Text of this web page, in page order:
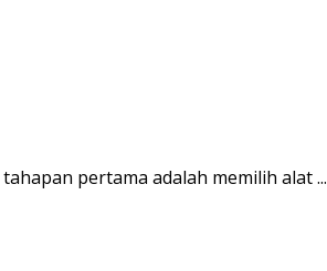
pertama adalah memilih alat ...